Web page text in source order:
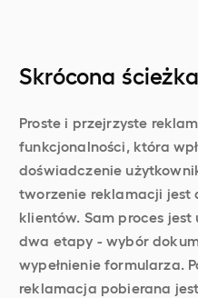
Skrócona
Proste i przejrzyste
funkcjonalności, która
doświadczenie
tworzenie reklamacji jest
klientów. Sam proces jest
dwa etapy - wybór
wypełnienie formularza.
reklamacja pobierana